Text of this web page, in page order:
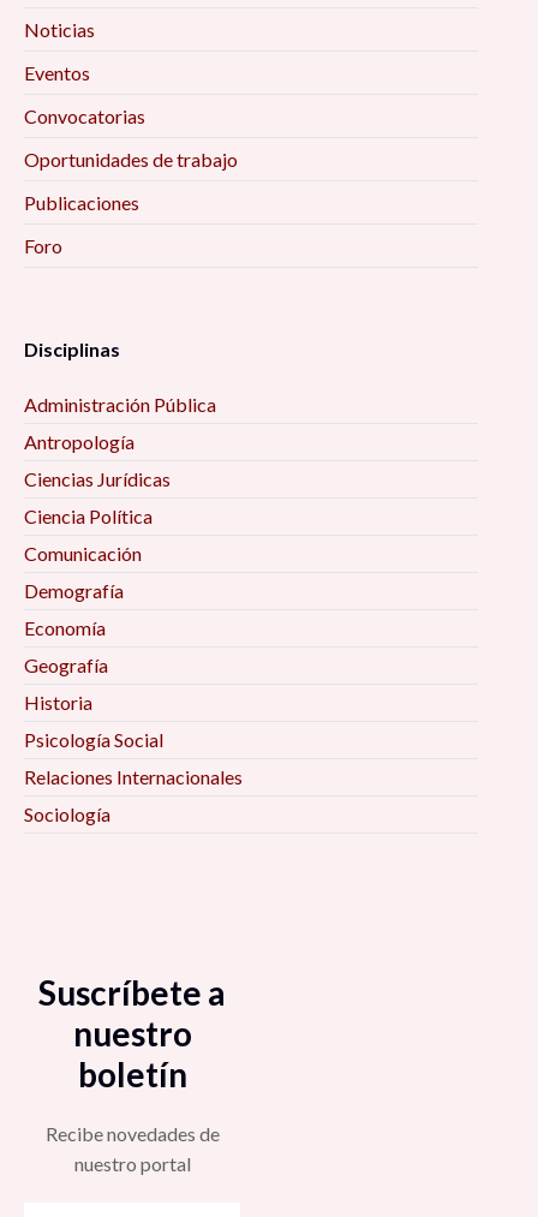
Noticias
Eventos
Convocatorias
Oportunidades de trabajo
Publicaciones
Foro
Disciplinas
Administración Pública
Antropología
Ciencias Jurídicas
Ciencia Política
Comunicación
Demografía
Economía
Geografía
Historia
Psicología Social
Relaciones Internacionales
Sociología
Suscríbete a
nuestro
boletín
Recibe novedades de
nuestro portal